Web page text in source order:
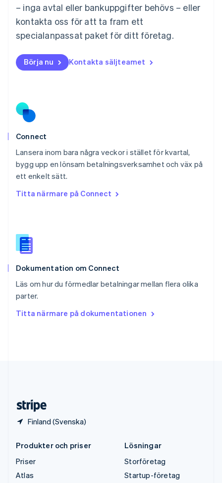
– inga avtal eller bankuppgifter behövs – eller
kontakta oss för att ta fram ett
specialanpassat paket för ditt företag.
Börja nu Kontakta säljteamet
Connect
Lansera inom bara några veckor i stället för kvartal,
bygg upp en lönsam betalningsverksamhet och väx på
ett enkelt sätt.
Titta närmare på Connect
Dokumentation om Connect
Läs om hur du förmedlar betalningar mellan flera olika
parter.
Titta närmare på dokumentationen
Finland (Svenska)
Mexiko
Nederländerna
NederlandsEnglish
English
Nya Zeeland
Português
Rumänien
English
DeutschFrançaisItalianoEnglish
Singapore
English 简体中文
English
Español
Storbritannien
Sverige
Thailand
ไทย
English
Produkter och priser
Priser
Atlas
Lösningar
Storföretag
Startup-företag